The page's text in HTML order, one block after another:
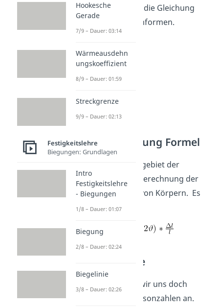
miteinbeziehen und die Gleichung
folgendermaßen umformen.
Volumenänderung Formel
Ein weiteres Einsatzgebiet der
Poissonzahl ist die Berechnung der
Volumenänderung von Körpern. Es
gilt:
Typische Werte
Sehr schön! Sehen wir uns doch
einmal ein paar Poissonzahlen an.
Hookesche
Gerade
7/9 – Dauer: 03:14
Wärmeausdehn
ungskoeffizient
8/9 – Dauer: 01:59
Streckgrenze
9/9 – Dauer: 02:13
Festigkeitslehre
Biegungen: Grundlagen
Intro
Festigkeitslehre
- Biegungen
1/8 – Dauer: 01:07
Biegung
2/8 – Dauer: 02:24
Biegelinie
3/8 – Dauer: 02:26